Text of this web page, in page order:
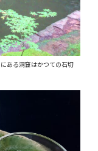
ある洞窟はかつての石切